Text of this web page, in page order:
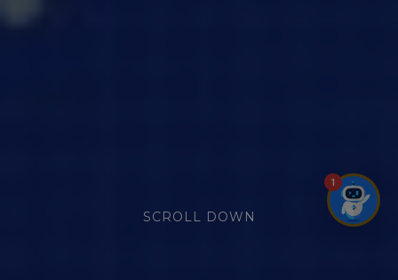
SCROLL DOWN
1